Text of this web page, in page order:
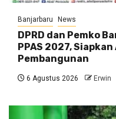
Banjarbaru News
DPRD dan Pemko
PPAS 2027,
Pembangunan
6 Agustus 2026 Erwin